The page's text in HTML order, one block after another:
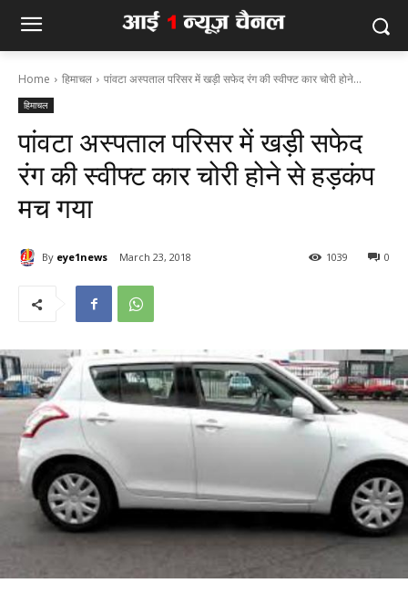
Home हिमाचल पांवटा अस्पताल परिसर में खड़ी सफेद रंग की स्वीफ्ट कार चोरी होने...
हिमाचल
पांवटा अस्पताल परिसर में खड़ी सफेद
रंग की स्वीफ्ट कार चोरी होने से हड़कंप
मच गया
By eye1news March 23, 2018 0
1039